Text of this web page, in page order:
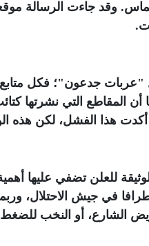
حماس. وقد جاءت الرسالة
.
جدعون"؛ فكل متابع
أن المقاطع التي نشرتها
هذا الفشل، لكن هذه
للعلن تضفي عليها
في جيش الاحتلال،
الشارع، أو النخب